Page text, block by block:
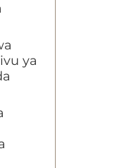
ya